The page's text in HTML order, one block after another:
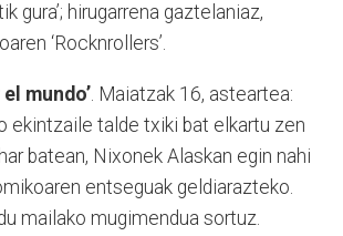
gura’; hirugarrena gaztelaniaz,
‘Rocknrollers’.
mundo’ . Maiatzak 16, asteartea:
ekintzaile talde txiki bat elkartu zen
batean, Nixonek Alaskan egin nahi
entseguak geldiarazteko.
mailako mugimendua sortuz.